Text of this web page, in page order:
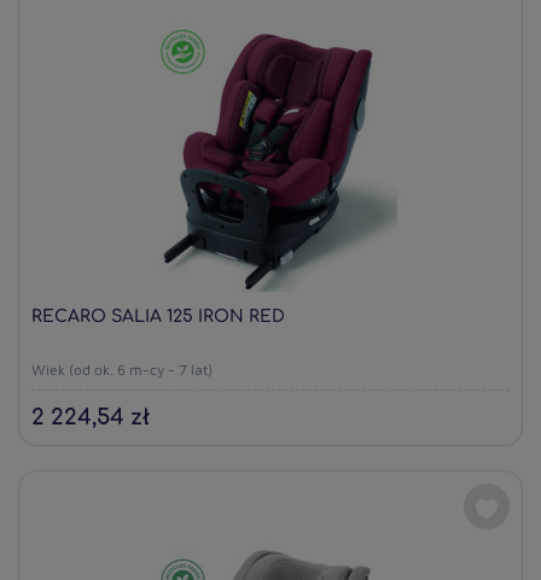
RECARO SALIA 125 IRON RED
Wiek (od ok. 6 m-cy - 7 lat)
2 224,54 zł